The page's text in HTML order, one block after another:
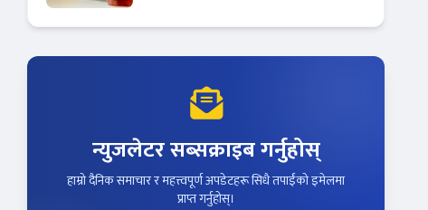
न्युजलेटर सब्सक्राइब गर्नुहोस्
हाम्रो दैनिक समाचार र महत्त्वपूर्ण अपडेटहरू सिधै तपाईंको इमेलमा
प्राप्त गर्नुहोस्।